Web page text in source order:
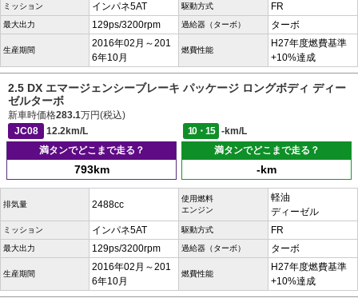
ミッション インパネ5AT 駆動方式 FR
最大出力 129ps/3200rpm 過給器（ターボ） ターボ
生産期間
2016年02月～201
6年10月
燃費性能
H27年度燃費基準
+10%達成
2.5 DX エマージェンシーブレーキ パッケージ ロングボディ ディー
ゼルターボ
新車時価格283.1万円(税込)
JC08
12.2km/L 10・15
-km/L
満タンでどこまで走る？
793km
満タンでどこまで走る？
-km
排気量 2488cc
使用燃料
エンジン
軽油
ディーゼル
ミッション インパネ5AT 駆動方式 FR
最大出力 129ps/3200rpm 過給器（ターボ） ターボ
生産期間
2016年02月～201
6年10月
燃費性能
H27年度燃費基準
+10%達成